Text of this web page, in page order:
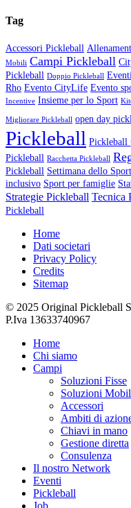
Tag
Accessori Pickleball
Mobili Campi Pickleball
Pickleball Doppio Pickleball
Rho Evento CityLife Evento
Incentive Insieme per lo Sport
Migliorare Pickleball open day
Pickleball Pickleball
Pickleball Racchetta Pickleball
Pickleball Settimana dello Sport
inclusivo Sport per famiglie
Strategie Pickleball Tecnica
Pickleball
Home
Dati societari
Privacy Policy
Credits
Sitemap
© 2025 Original Pickleball
P.Iva 13633740967
Close
Menu
Home
Chi siamo
Campi
Soluzioni Fisse
Soluzioni
Accessori
Ambiti di
Chiavi in mano
Gestione diretta
Consulenza
Il nostro Network
Eventi
Pickleball
Job